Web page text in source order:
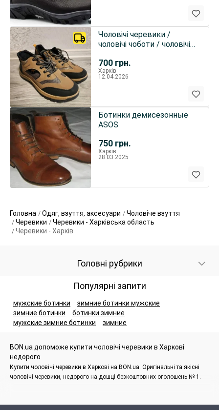
700 грн.
Чоловічі черевики /
чоловічі чоботи / чоловічі
Харків
12.04.2026
750 грн.
Ботинки демисезонные
ASOS
Харків
28.03.2025
Головна Одяг, взуття, аксесуари
Чоловіче взуття
Черевики
Черевики - Харківська область
Черевики - Харків
Головні рубрики
Популярні запити
мужские ботинки
зимние ботинки мужские
зимние ботинки
ботинки зимние
мужские зимние ботинки
зимние
BON.ua допоможе купити чоловічі черевики в Харкові
недорого
Купити чоловічі черевики в Харкові на BON.ua. Оригінальні та якісні
чоловічі черевики, недорого на дошці безкоштовних оголошень № 1.